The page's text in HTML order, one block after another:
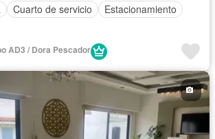
Cuarto de servicio
Estacionamiento
AD3 / Dora Pescador